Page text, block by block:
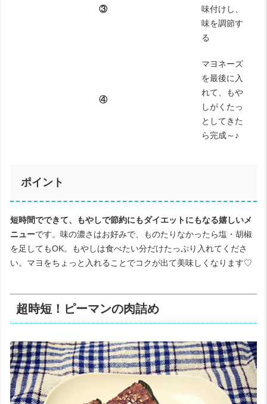
③
味付けし、
味を調節す
る
④
マヨネーズ
を最後に入
れて、もや
しがくたっ
としてきた
ら完成～♪
ポイント
短時間でできて、もやしで節約にもダイエットにもなる嬉しいメ
ニューです。味の濃さはお好みで、ものたりなかったら塩・胡椒
を足してもOK。もやしは食べたい分だけたっぷり入れてくださ
い。マヨをちょっと入れることでコクが出て美味しくなります♡
超時短！ピーマンの肉詰め